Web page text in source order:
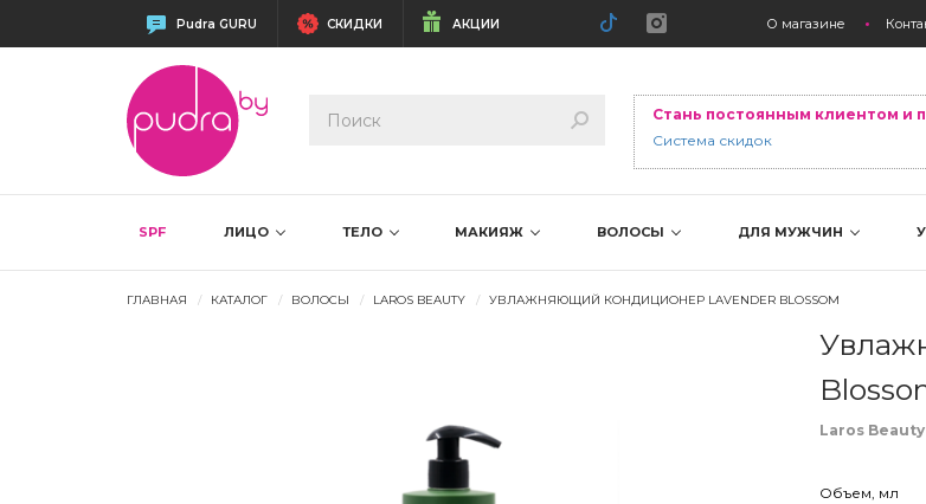
Pudra GURU СКИДКИ АКЦИИ О магазине
Стань постоянным клиентом и
Система скидок
SPF ЛИЦО ТЕЛО МАКИЯЖ ВОЛОСЫ ДЛЯ МУЖЧИН
ГЛАВНАЯ КАТАЛОГ ВОЛОСЫ LAROS BEAUTY УВЛАЖНЯЮЩИЙ КОНДИЦИОНЕР LAVENDER BLOSSOM
Laros Beauty
Объем, мл